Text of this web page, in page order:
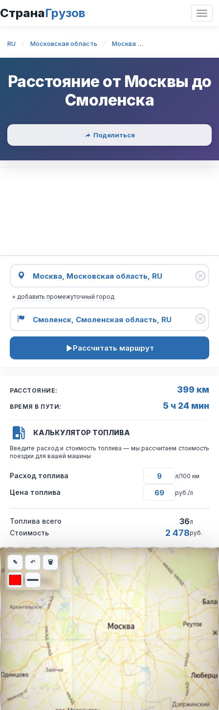
СтранаГрузов
RU Московская область Москва
Расстояние от Москвы до
Смоленска
Поделиться
+ добавить промежуточный город
Рассчитать маршрут
РАССТОЯНИЕ: 399 км
ВРЕМЯ В ПУТИ: 5 ч 24 мин
КАЛЬКУЛЯТОР ТОПЛИВА
Введите расход и стоимость топлива — мы рассчитаем стоимость
поездки для вашей машины
Расход топлива л/100 км
Цена топлива руб./л
Топлива всего 36л
Стоимость 2 478руб.
Интерактивная карта автомобильного маршрута из города
✎ ↶ 🗑